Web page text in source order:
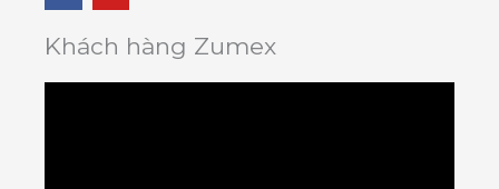
c
b
o
k
u
u
b
Khách hàng Zumex